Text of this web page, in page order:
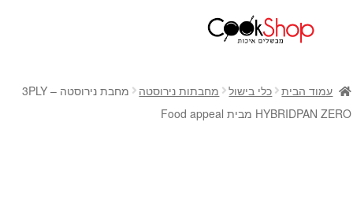
חנות
כלי בישול
עמוד הבית כלי בישול מחבתות נירוסטה
מחבת נירוסטה 3PLY –
HYBRIDPAN ZERO מבית Food appeal